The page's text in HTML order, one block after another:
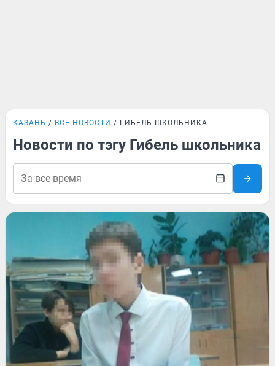
КАЗАНЬ ВСЕ НОВОСТИ ГИБЕЛЬ ШКОЛЬНИКА
Новости по тэгу Гибель школьника